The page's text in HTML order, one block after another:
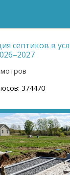
септиков в
374470